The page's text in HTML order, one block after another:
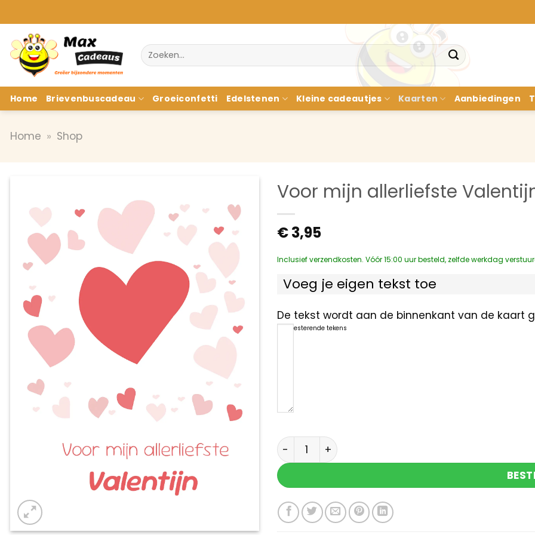
naar
inhoud
Zoeken
naar:
Home Brievenbuscadeau Groeiconfetti Edelstenen Kleine cadeautjes Kaarten Aanbiedingen
Home » Shop
Voor mijn allerliefste
€3,95
Inclusief verzendkosten. Vóór 15:00 uur besteld, zelfde werkdag
Voeg je eigen tekst toe
De tekst wordt aan de binnenkant van de kaart
resterende tekens
Voor mijn allerliefste Valentijn aantal